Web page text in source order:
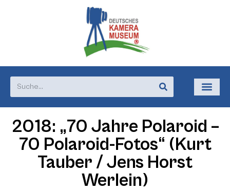
2018: „70 Jahre Polaroid –
70 Polaroid-Fotos“ (Kurt
Tauber / Jens Horst
Werlein)